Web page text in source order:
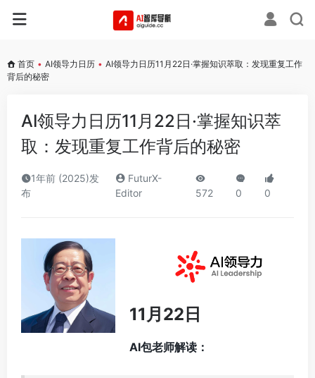
首页 • AI领导力日历 • AI领导力日历11月22日·掌握知识萃取：发现重复工作
背后的秘密
AI领导力日历11月22日·掌握知识萃
取：发现重复工作背后的秘密
1年前 (2025)发
布
FuturX-
Editor
572 0 0
11月22日
AI包老师解读：